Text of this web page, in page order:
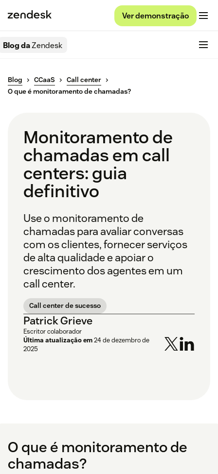
Ver demonstração
Blog daZendesk
Blog CCaaS
Call center
O que é monitoramento de chamadas?
Monitoramento de
chamadas em call
centers: guia
definitivo
Use o monitoramento de
chamadas para avaliar conversas
com os clientes, fornecer serviços
de alta qualidade e apoiar o
crescimento dos agentes em um
call center.
Call center de sucesso
Patrick Grieve
Escritor colaborador
Última atualização em24 de dezembro de
2025
O que é monitoramento de
chamadas?